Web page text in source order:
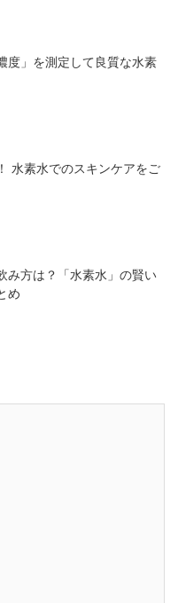
度」を測定して良質な水素
水素水でのスキンケアをご
み方は？「水素水」の賢い
め